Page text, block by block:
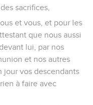
sacrifices,
et vous, et pour les
que nous aussi
lui, par nos
et nos autres
jour vos descendants
à faire avec